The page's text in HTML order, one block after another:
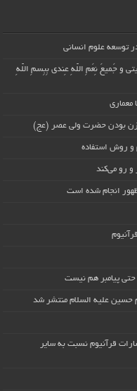
توسعه علوم انسانی
و جَمیعَ نِعَمِ اللّهِ عِندی بِبِسمِ اللّهِ
معماری
زن بودن حضرت ولی عصر (عج)
و روش استفاده
رو می‌کند
انجام شده است
پیامبر هم نیست
حسین علیه السلام منتشر شد
قرآنیوم نسبت به سایر